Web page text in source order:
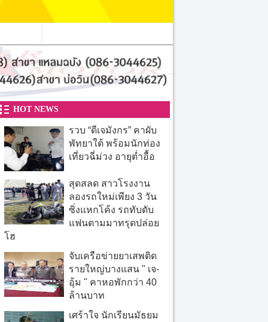
HOT NEWS
รวบ “ดีเจมังกร” คาผับ
พัทยาใต้ พร้อมนักท่อง
เที่ยวฉี่ม่วง อายุต่ำอื้อ
สุดสลด สาวโรงงาน
ลองรถใหม่เพียง 3 วัน
ซิ่งแหกโค้ง รถทับดับ
แฟนตามมาทรุดปล่อย
โฮ
จับเครือข่ายยาเสพติด
รายใหญ่บางแสน " เจ-
อุ้ม " คาหอพักกว่า 40
ล้านบาท
เศร้าใจ นักเรียนมัธยม